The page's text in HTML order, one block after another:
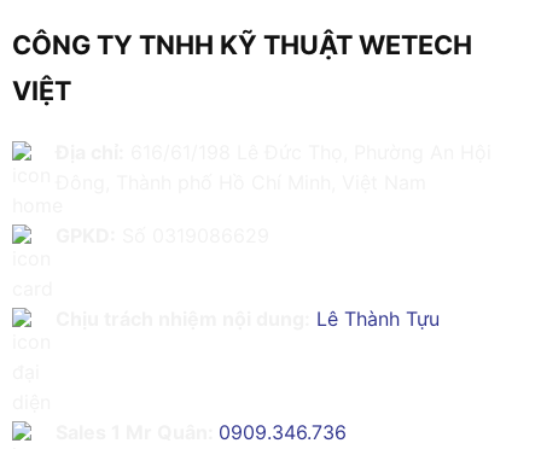
CÔNG TY TNHH KỸ THUẬT WETECH
VIỆT
Lê Thành Tựu
0909.346.736